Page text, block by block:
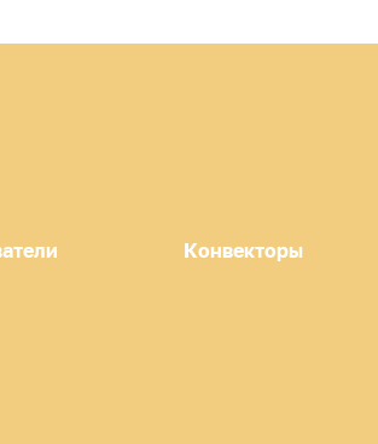
Конвекторы